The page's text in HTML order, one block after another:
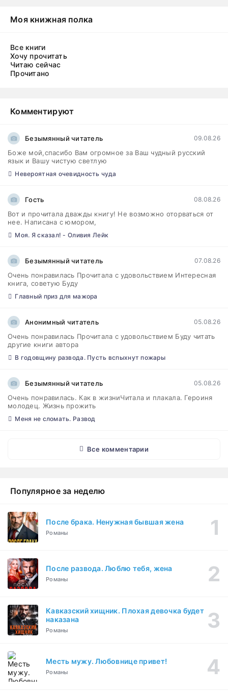
Моя книжная полка
Все книги
Хочу прочитать
Читаю сейчас
Прочитано
Комментируют
Безымянный читатель 09.08.26
Боже мой,спасибо Вам огромное за Ваш чудный русский
язык и Вашу чистую светлую
Невероятная очевидность чуда
Гость 08.08.26
Вот и прочитала дважды книгу! Не возможно оторваться от
нее. Написана с юмором,
Моя. Я сказал! - Оливия Лейк
Безымянный читатель 07.08.26
Очень понравилась Прочитала с удовольствием Интересная
книга, советую Буду
Главный приз для мажора
Анонимный читатель 05.08.26
Очень понравилась Прочитала с удовольствием Буду читать
другие книги автора
В годовщину развода. Пусть вспыхнут пожары
Безымянный читатель 05.08.26
Очень понравилась. Как в жизниЧитала и плакала. Героиня
молодец. Жизнь прожить
Меня не сломать. Развод
Все комментарии
Популярное за неделю
После брака. Ненужная бывшая жена
Романы
После развода. Люблю тебя, жена
Романы
Кавказский хищник. Плохая девочка будет
наказана
Романы
Месть мужу. Любовнице привет!
Романы